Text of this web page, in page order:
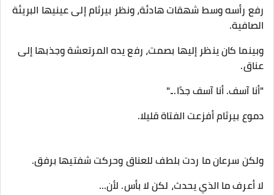
رفع رأسه وسط شهقات هادئة، ونظر بيرثام إلى عينيها البريئة
الصافية.
وبينما كان ينظر إليها بصمت، رفع يده المرتعشة وجذبها إلى
عناق.
"أنا آسف. أنا آسف جدًا..."
دموع بيرثام أفزعت الفتاة قليلا.
ولكن سرعان ما ردت بلطف للعناق وحركت شفتيها برفق.
لا أعرف ما الذي يحدث، لكن لا بأس. لأن...